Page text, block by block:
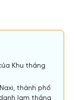
Khu thắng
thành phố
lam thắng